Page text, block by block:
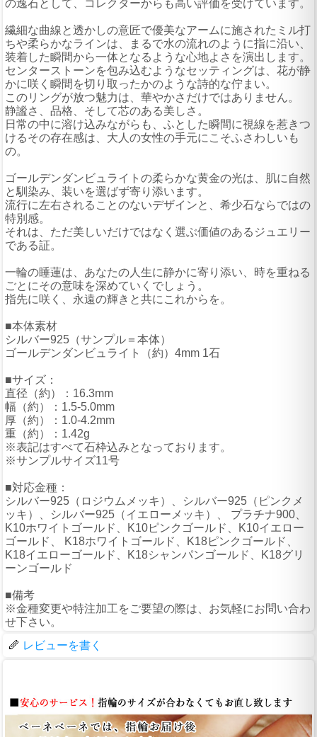
の逸石として、コレクターからも高い評価を受けています。
繊細な曲線と透かしの意匠で優美なアームに施されたミル打
ちや柔らかなラインは、まるで水の流れのように指に沿い、
装着した瞬間から一体となるような心地よさを演出します。
センターストーンを包み込むようなセッティングは、花が静
かに咲く瞬間を切り取ったかのような詩的な佇まい。
このリングが放つ魅力は、華やかさだけではありません。
静謐さ、品格、そして芯のある美しさ。
日常の中に溶け込みながらも、ふとした瞬間に視線を惹きつ
けるその存在感は、大人の女性の手元にこそふさわしいも
の。
ゴールデンダンビュライトの柔らかな黄金の光は、肌に自然
と馴染み、装いを選ばず寄り添います。
流行に左右されることのないデザインと、希少石ならではの
特別感。
それは、ただ美しいだけではなく選ぶ価値のあるジュエリー
である証。
一輪の睡蓮は、あなたの人生に静かに寄り添い、時を重ねる
ごとにその意味を深めていくでしょう。
指先に咲く、永遠の輝きと共にこれからを。
■本体素材
シルバー925（サンプル＝本体）
ゴールデンダンビュライト（約）4mm 1石
■サイズ：
直径（約）：16.3mm
幅（約）：1.5-5.0mm
厚（約）：1.0-4.2mm
重（約）：1.42g
※表記はすべて石枠込みとなっております。
※サンプルサイズ11号
■対応金種：
シルバー925（ロジウムメッキ）、シルバー925（ピンクメ
ッキ）、シルバー925（イエローメッキ）、 プラチナ900、
K10ホワイトゴールド、K10ピンクゴールド、K10イエロー
ゴールド、 K18ホワイトゴールド、K18ピンクゴールド、
K18イエローゴールド、K18シャンパンゴールド、K18グリ
ーンゴールド
■備考
※金種変更や特注加工をご要望の際は、お気軽にお問い合わ
せ下さい。
レビューを書く